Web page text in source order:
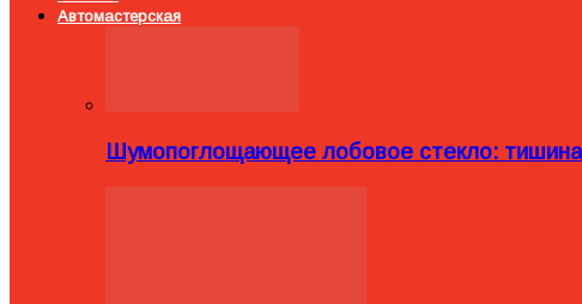
Автомастерская
Шумопоглощающее лобовое стекло: